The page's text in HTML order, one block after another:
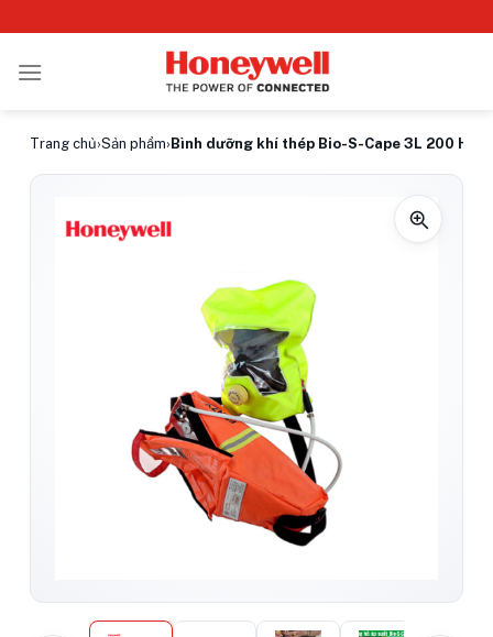
qua
nội
Trang chủ›Sản phẩm› Bình dưỡng khí thép Bio-S-Cape 3L 200